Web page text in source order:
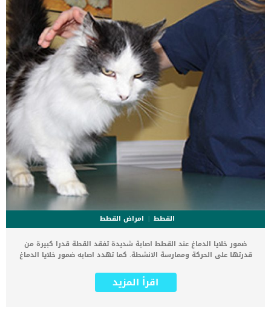
القطط وأضرارها يعتقد […]
القطط
امراض القطط
ضمور خلايا الدماغ عند القطط اصابة شديدة تفقد القطة قدرا كبيرة من
قدرتها على الحركة وممارسة الانشطة. كما تهدد اصابه ضمور خلايا الدماغ
البيطرية لاكتشاف مثل هذه الاصابات. يطلق الاطباء البيطرين على هذه
الاصابة ايضا “ضمور المحاور العصبية” عند القطط. اقرأ ايضا: طفيليات
اقرأ المزيد